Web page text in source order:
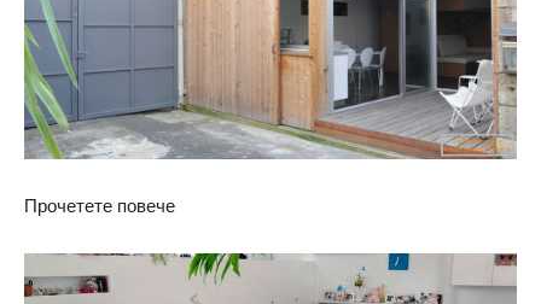
Прочетете повече